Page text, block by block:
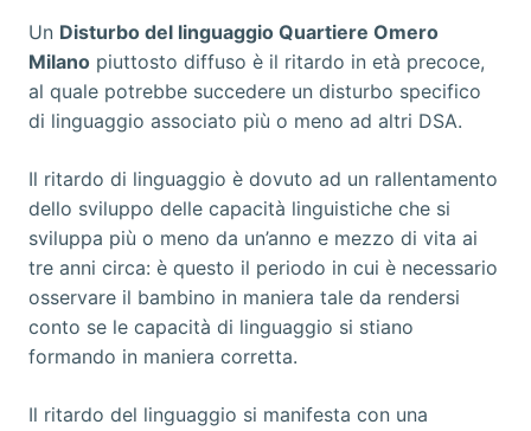
Un Disturbo del linguaggio Quartiere Omero
Milano piuttosto diffuso è il ritardo in età precoce,
al quale potrebbe succedere un disturbo specifico
di linguaggio associato più o meno ad altri DSA.
Il ritardo di linguaggio è dovuto ad un rallentamento
dello sviluppo delle capacità linguistiche che si
sviluppa più o meno da un’anno e mezzo di vita ai
tre anni circa: è questo il periodo in cui è necessario
osservare il bambino in maniera tale da rendersi
conto se le capacità di linguaggio si stiano
formando in maniera corretta.
Il ritardo del linguaggio si manifesta con una